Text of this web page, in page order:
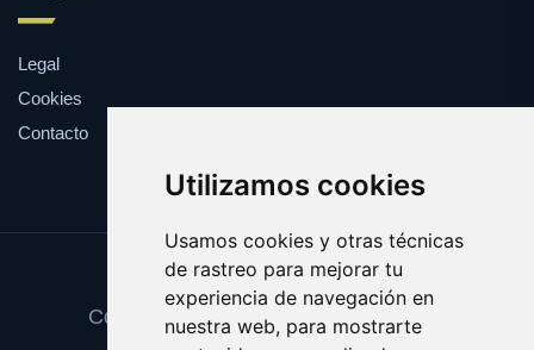
Utilizamos cookies
Usamos cookies y otras técnicas
de rastreo para mejorar tu
experiencia de navegación en
nuestra web, para mostrarte
Legal
Cookies
Contacto
Update cookies preferences
Copyright © 2025 trajescaballero.com